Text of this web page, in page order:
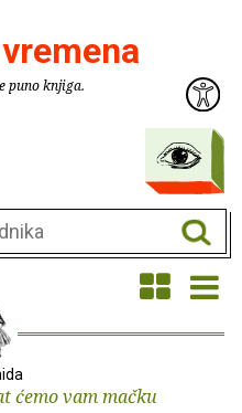
puno knjiga.
ćemo vam mačku